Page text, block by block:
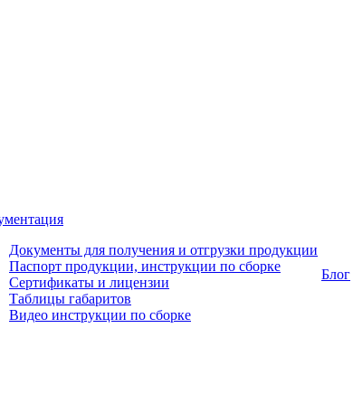
Документы для получения и отгрузки продукции
Паспорт продукции, инструкции по сборке
Сертификаты и лицензии
Таблицы габаритов
Видео инструкции по сборке
Блог